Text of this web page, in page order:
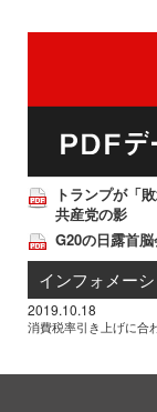
トランプが「
共産党の影
G20の日露首
インフォメー
2019.10.18
消費税率引き上げに合